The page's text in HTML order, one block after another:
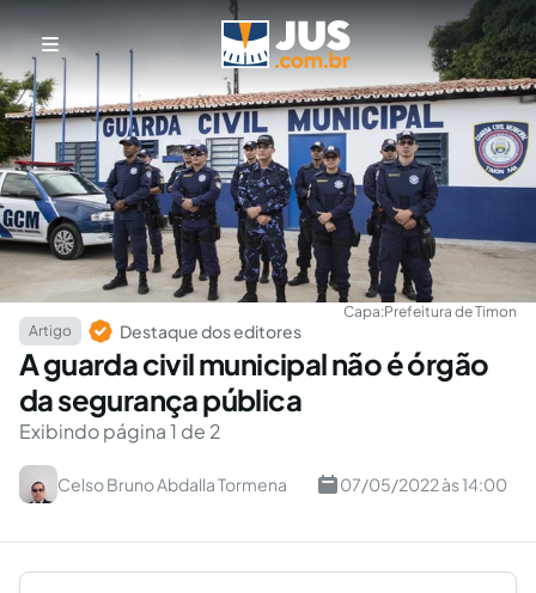
Capa:Prefeitura de Timon
Artigo
Destaque dos editores
A guarda civil municipal não é órgão
da segurança pública
Exibindo página 1 de 2
Celso Bruno Abdalla Tormena 07/05/2022 às 14:00